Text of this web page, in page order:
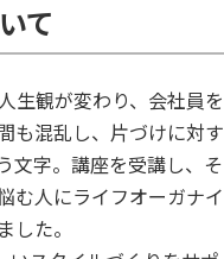
て
生観が変わり、会社員を
も混乱し、片づけに対す
文字。講座を受講し、そ
む人にライフオーガナイ
た。